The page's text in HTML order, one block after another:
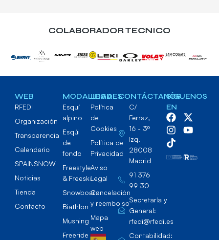
COLABORADOR TECNICO
WEB
RFEDI
Organización
Transparencia
Calendario
SPAINSNOW
Noticias
Tienda
Contacto
MODALIDADES
Esquí
alpino
Esqúi
de
fondo
Freestyle
& Freeski
Snowboard
Biathlon
Mushing
Freeride
LEGAL
Política
de
Cookies
Política de
Privacidad
Aviso
Legal
Cancelación
y reembolso
Mapa
web
CONTÁCTANOS
C/
Ferraz,
16 - 3º
Izq.
28008
Madrid
91 376
99 30
Secretaría y
General:
rfedi@rfedi.es
Contabilidad:
SÍGUENOS
EN